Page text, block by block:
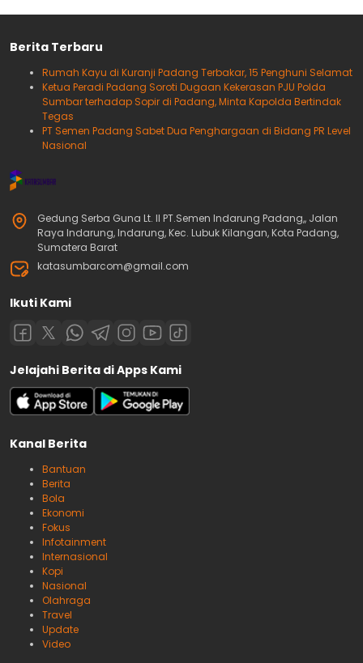
Berita Terbaru
Rumah Kayu di Kuranji Padang Terbakar, 15 Penghuni Selamat
Ketua Peradi Padang Soroti Dugaan Kekerasan PJU Polda
Sumbar terhadap Sopir di Padang, Minta Kapolda Bertindak
Tegas
PT Semen Padang Sabet Dua Penghargaan di Bidang PR Level
Nasional
Gedung Serba Guna Lt. II PT.Semen Indarung Padang,, Jalan
Raya Indarung, Indarung, Kec. Lubuk Kilangan, Kota Padang,
Sumatera Barat
katasumbarcom@gmail.com
Ikuti Kami
Jelajahi Berita di Apps Kami
Kanal Berita
Bantuan
Berita
Bola
Ekonomi
Fokus
Infotainment
Internasional
Kopi
Nasional
Olahraga
Travel
Update
Video